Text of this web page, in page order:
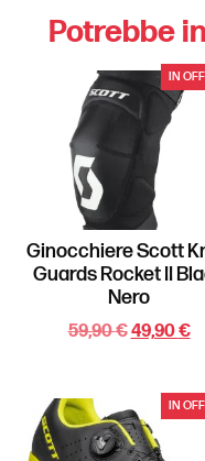
Potrebbe
IN
Ginocchiere Scott
Guards Rocket II
Nero
59,90€49,90€
IN